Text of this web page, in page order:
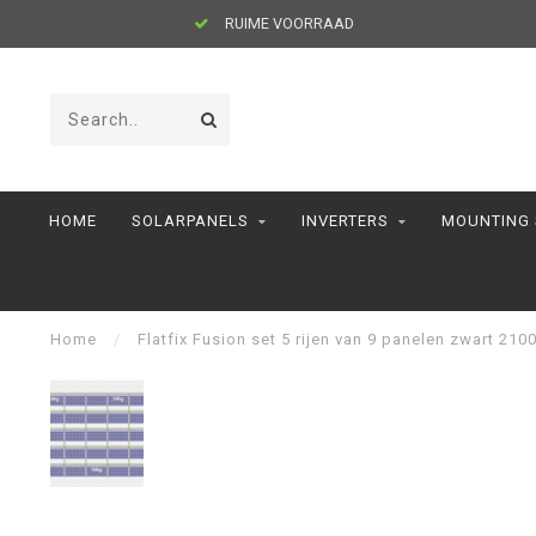
RUIME VOORRAAD
HOME SOLARPANELS INVERTERS MOUNTING
Home / Flatfix Fusion set 5 rijen van 9 panelen zwart